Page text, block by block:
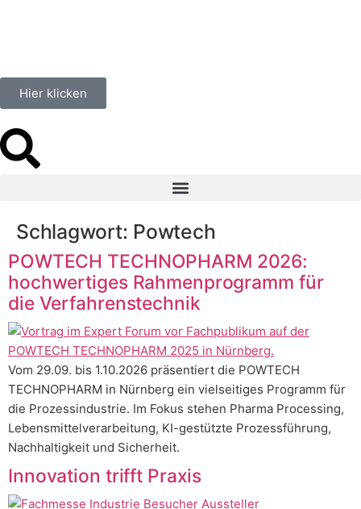
Hier klicken
Schlagwort: Powtech
POWTECH TECHNOPHARM 2026:
hochwertiges Rahmenprogramm für
die Verfahrenstechnik
Vom 29.09. bis 1.10.2026 präsentiert die POWTECH
TECHNOPHARM in Nürnberg ein vielseitiges Programm für
die Prozessindustrie. Im Fokus stehen Pharma Processing,
Lebensmittelverarbeitung, KI-gestützte Prozessführung,
Nachhaltigkeit und Sicherheit.
Innovation trifft Praxis